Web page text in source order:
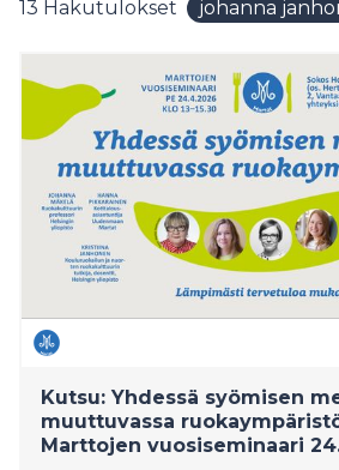
13 Hakutulokset johanna
Kutsu: Yhdessä syömisen
muuttuvassa
Marttojen vuosiseminaari